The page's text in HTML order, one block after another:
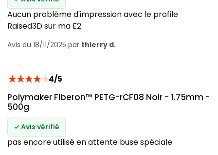
Aucun problème d'impression avec le profile
Raised3D sur ma E2
Avis du 18/11/2025 par thierry d.
★★★★★4/5
Polymaker Fiberon™ PETG-rCF08 Noir - 1.75mm -
500g
✓ Avis vérifié
pas encore utilisé en attente buse spéciale